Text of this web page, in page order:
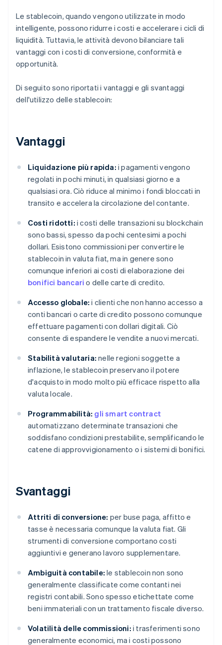
Le stablecoin, quando vengono utilizzate in modo
intelligente, possono ridurre i costi e accelerare i cicli di
liquidità. Tuttavia, le attività devono bilanciare tali
vantaggi con i costi di conversione, conformità e
opportunità.
Di seguito sono riportati i vantaggi e gli svantaggi
dell'utilizzo delle stablecoin:
Vantaggi
Liquidazione più rapida: i pagamenti vengono
regolati in pochi minuti, in qualsiasi giorno e a
qualsiasi ora. Ciò riduce al minimo i fondi bloccati in
transito e accelera la circolazione del contante.
Costi ridotti: i costi delle transazioni su blockchain
sono bassi, spesso da pochi centesimi a pochi
dollari. Esistono commissioni per convertire le
stablecoin in valuta fiat, ma in genere sono
comunque inferiori ai costi di elaborazione dei
bonifici bancario delle carte di credito.
Accesso globale: i clienti che non hanno accesso a
conti bancari o carte di credito possono comunque
effettuare pagamenti con dollari digitali. Ciò
consente di espandere le vendite a nuovi mercati.
Stabilità valutaria: nelle regioni soggette a
inflazione, le stablecoin preservano il potere
d'acquisto in modo molto più efficace rispetto alla
valuta locale.
Programmabilità: gli smart contract
automatizzano determinate transazioni che
soddisfano condizioni prestabilite, semplificando le
catene di approvvigionamento o i sistemi di bonifici.
Svantaggi
Attriti di conversione: per buse paga, affitto e
tasse è necessaria comunque la valuta fiat. Gli
strumenti di conversione comportano costi
aggiuntivi e generano lavoro supplementare.
Ambiguità contabile: le stablecoin non sono
generalmente classificate come contanti nei
registri contabili. Sono spesso etichettate come
beni immateriali con un trattamento fiscale diverso.
Volatilità delle commissioni: i trasferimenti sono
generalmente economici, ma i costi possono